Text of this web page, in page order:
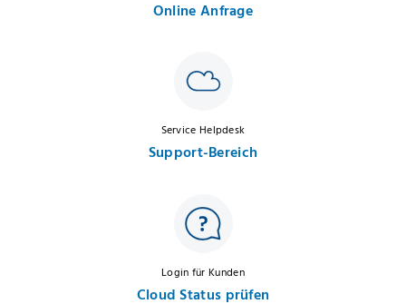
Online Anfrage
Service Helpdesk
Support-Bereich
Login für Kunden
Cloud Status prüfen